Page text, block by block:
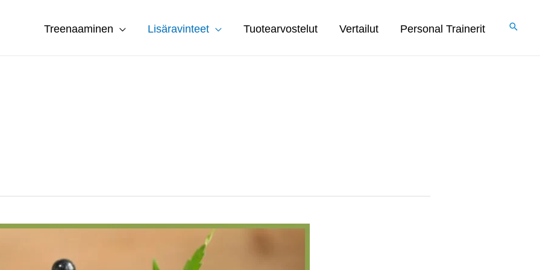
Treenaaminen Lisäravinteet Tuotearvostelut Vertailut Personal Trainerit